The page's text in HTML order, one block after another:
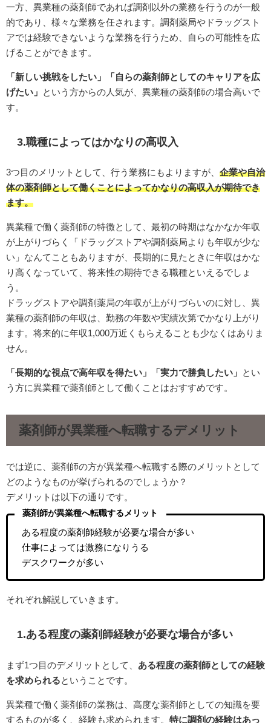
一方、異業種の薬剤師であれば調剤以外の業務を行うのが一般
的であり、様々な業務を任されます。調剤薬局やドラッグスト
アでは経験できないような業務を行うため、自らの可能性を広
げることができます。
「新しい挑戦をしたい」「自らの薬剤師としてのキャリアを広
げたい」
という方からの人気が、異業種の薬剤師の場合高いで
す。
3.職種によってはかなりの高収入
3つ目のメリットとして、行う業務にもよりますが、 企業や自治
体の薬剤師として働くことによってかなりの高収入が期待でき
ます。
異業種で働く薬剤師の特徴として、最初の時期はなかなか年収
が上がりづらく「ドラッグストアや調剤薬局よりも年収が少な
い」なんてこともありますが、長期的に見たときに年収はかな
り高くなっていて、将来性の期待できる職種といえるでしょ
う。
ドラッグストアや調剤薬局の年収が上がりづらいのに対し、異
業種の薬剤師の年収は、勤務の年数や実績次第でかなり上がり
ます。将来的に年収1,000万近くもらえることも少なくはありま
せん。
「長期的な視点で高年収を得たい」「実力で勝負したい」
とい
う方に異業種で薬剤師として働くことはおすすめです。
薬剤師が異業種へ転職するデメリット
では逆に、薬剤師の方が異業種へ転職する際のメリットとして
どのようなものが挙げられるのでしょうか？
デメリットは以下の通りです。
薬剤師が異業種へ転職するメリット
ある程度の薬剤師経験が必要な場合が多い
仕事によっては激務になりうる
デスクワークが多い
それぞれ解説していきます。
1.ある程度の薬剤師経験が必要な場合が多い
まず1つ目のデメリットとして、 ある程度の薬剤師としての経験
を求められる ということです。
異業種で働く薬剤師の業務は、高度な薬剤師としての知識を要
するものが多く、経験も求められます。 特に調剤の経験はあっ